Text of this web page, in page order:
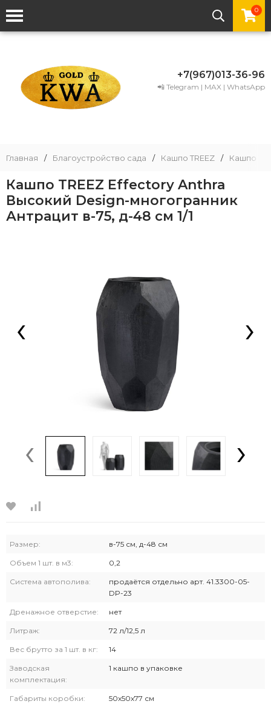
0
+7(967)013-36-96
📲 Telegram | MAX | WhatsApp
Главная / Благоустройство сада / Кашпо TREEZ / Кашпо
Кашпо TREEZ Effectory Anthra
Высокий Design-многогранник
Антрацит в-75, д-48 см 1/1
‹ ›
‹ ›
Размер: в-75 см, д-48 см
Объем 1 шт. в м3: 0,2
Система автополива:
продаётся отдельно арт. 41.3300-05-
DP-23
Дренажное отверстие: нет
Литраж: 72 л/12,5 л
Вес брутто за 1 шт. в кг: 14
Заводская
комплектация:
1 кашпо в упаковке
Габариты коробки: 50х50х77 см